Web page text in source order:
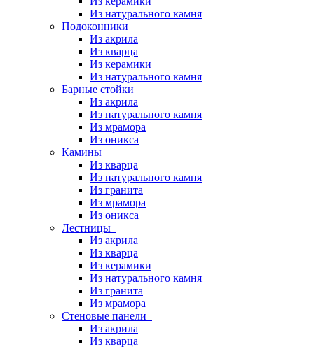
Из натурального камня
Подоконники
Из акрила
Из кварца
Из керамики
Из натурального камня
Барные стойки
Из акрила
Из натурального камня
Из мрамора
Из оникса
Камины
Из кварца
Из натурального камня
Из гранита
Из мрамора
Из оникса
Лестницы
Из акрила
Из кварца
Из керамики
Из натурального камня
Из гранита
Из мрамора
Стеновые панели
Из акрила
Из кварца